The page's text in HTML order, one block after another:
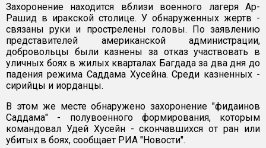
Захоронение находится вблизи военного лагеря Ар-
Рашид в иракской столице. У обнаруженных жертв -
связаны руки и прострелены головы. По заявлению
представителей американской администрации,
добровольцы были казнены за отказ участвовать в
уличных боях в жилых кварталах Багдада за два дня до
падения режима Саддама Хусейна. Среди казненных -
сирийцы и иорданцы.
В этом же месте обнаружено захоронение "фидаинов
Саддама" - полувоенного формирования, которым
командовал Удей Хусейн - скончавшихся от ран или
убитых в боях, сообщает РИА "Новости".